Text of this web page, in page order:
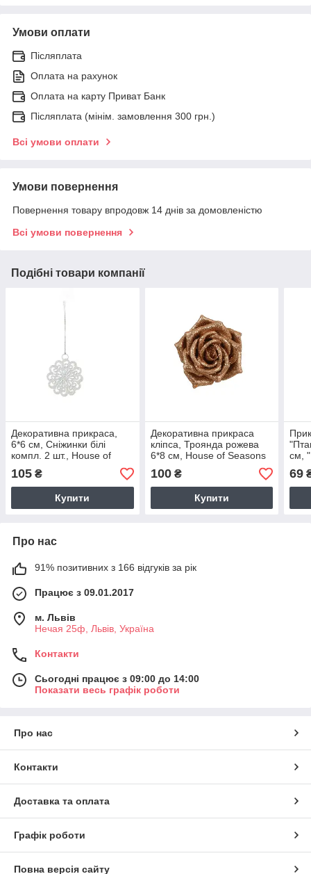
Умови оплати
Післяплата
Оплата на рахунок
Оплата на карту Приват Банк
Післяплата (мінім. замовлення 300 грн.)
Всі умови оплати
Умови повернення
Повернення товару впродовж 14 днів за домовленістю
Всі умови повернення
Подібні товари компанії
Декоративна прикраса,
6*6 см, Сніжинки білі
компл. 2 шт., House of
Seasons
105 ₴
Купити
Декоративна прикраса
кліпса, Троянда рожева
6*8 см, House of Seasons
100₴
Купити
см,
69
Про нас
91% позитивних з 166 відгуків за рік
Працює з 09.01.2017
м. Львів
Нечая 25ф, Львів, Україна
Контакти
Сьогодні працює з 09:00 до 14:00
Показати весь графік роботи
Про нас
Контакти
Доставка та оплата
Графік роботи
Повна версія сайту